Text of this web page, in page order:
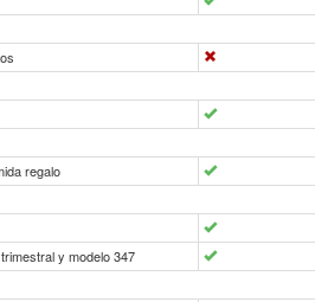
regalo
y modelo 347